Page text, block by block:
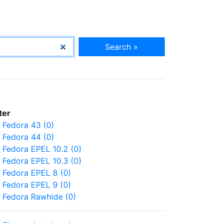
Search »
Fedora 43 (0)
Fedora 44 (0)
Fedora EPEL 10.2 (0)
Fedora EPEL 10.3 (0)
Fedora EPEL 8 (0)
Fedora EPEL 9 (0)
Fedora Rawhide (0)